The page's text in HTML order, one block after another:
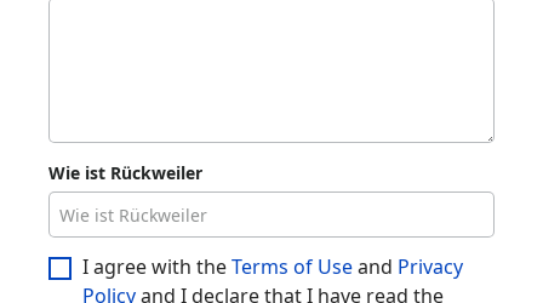
Wie ist Rückweiler
I agree with theTerms of Useand Privacy
Policyand I declare that I have read the